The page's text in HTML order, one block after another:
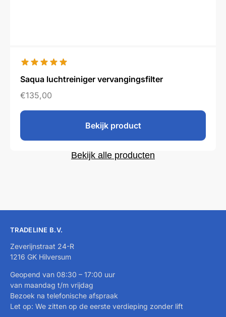
Saqua luchtreiniger vervangingsfilter
€135,00
Bekijk product
Bekijk alle producten
TRADELINE B.V.
Zeverijnstraat 24-R
1216 GK Hilversum
Geopend van 08:30 – 17:00 uur
van maandag t/m vrijdag
Bezoek na telefonische afspraak
Let op: We zitten op de eerste verdieping zonder lift